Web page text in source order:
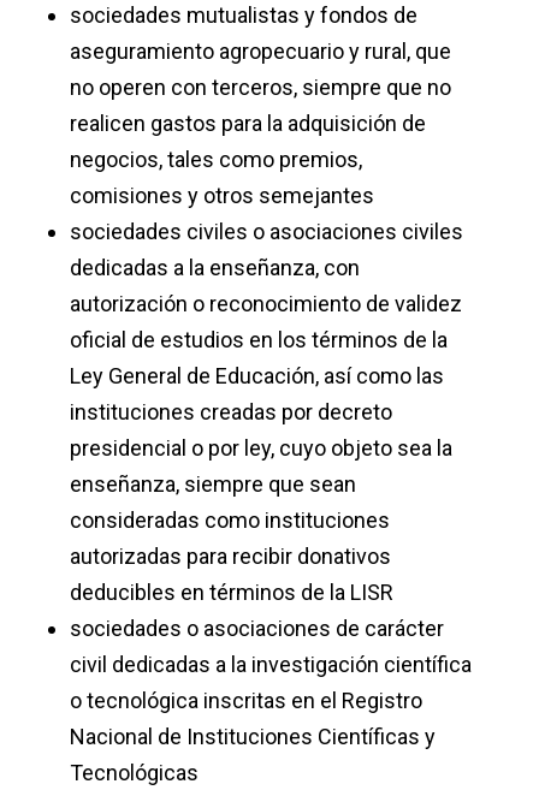
sociedades mutualistas y fondos de
aseguramiento agropecuario y rural, que
no operen con terceros, siempre que no
realicen gastos para la adquisición de
negocios, tales como premios,
comisiones y otros semejantes
sociedades civiles o asociaciones civiles
dedicadas a la enseñanza, con
autorización o reconocimiento de validez
oficial de estudios en los términos de la
Ley General de Educación, así como las
instituciones creadas por decreto
presidencial o por ley, cuyo objeto sea la
enseñanza, siempre que sean
consideradas como instituciones
autorizadas para recibir donativos
deducibles en términos de la LISR
sociedades o asociaciones de carácter
civil dedicadas a la investigación científica
o tecnológica inscritas en el Registro
Nacional de Instituciones Científicas y
Tecnológicas